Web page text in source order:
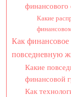
финансового
Какие
Как финансовое
повседневную
Какие
финансовой
Как